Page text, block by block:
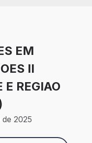
EM
II
E REGIAO
2025